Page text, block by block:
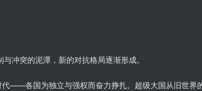
冲突的泥潭，新的对抗格局逐渐形成。
——各国为独立与强权而奋力挣扎。超级大国从旧世界